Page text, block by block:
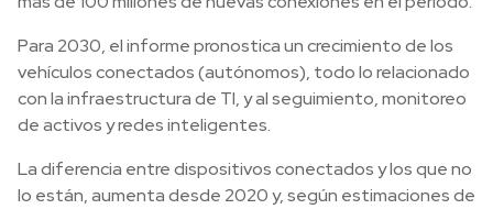
Para 2030, el informe pronostica un crecimiento de los
vehículos conectados (autónomos), todo lo relacionado
con la infraestructura de TI, y al seguimiento, monitoreo
de activos y redes inteligentes.
La diferencia entre dispositivos conectados y los que no
lo están, aumenta desde 2020 y, según estimaciones de